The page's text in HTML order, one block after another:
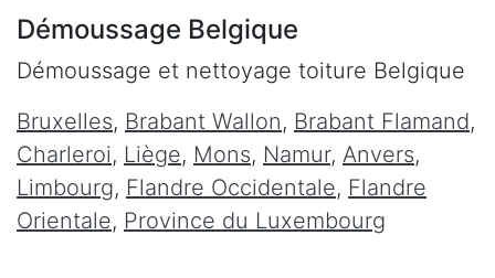
Démoussage Belgique
Démoussage et nettoyage toiture Belgique
Bruxelles, Brabant Wallon, Brabant Flamand,
Charleroi, Liège, Mons, Namur, Anvers,
Limbourg, Flandre Occidentale, Flandre
Orientale, Province du Luxembourg